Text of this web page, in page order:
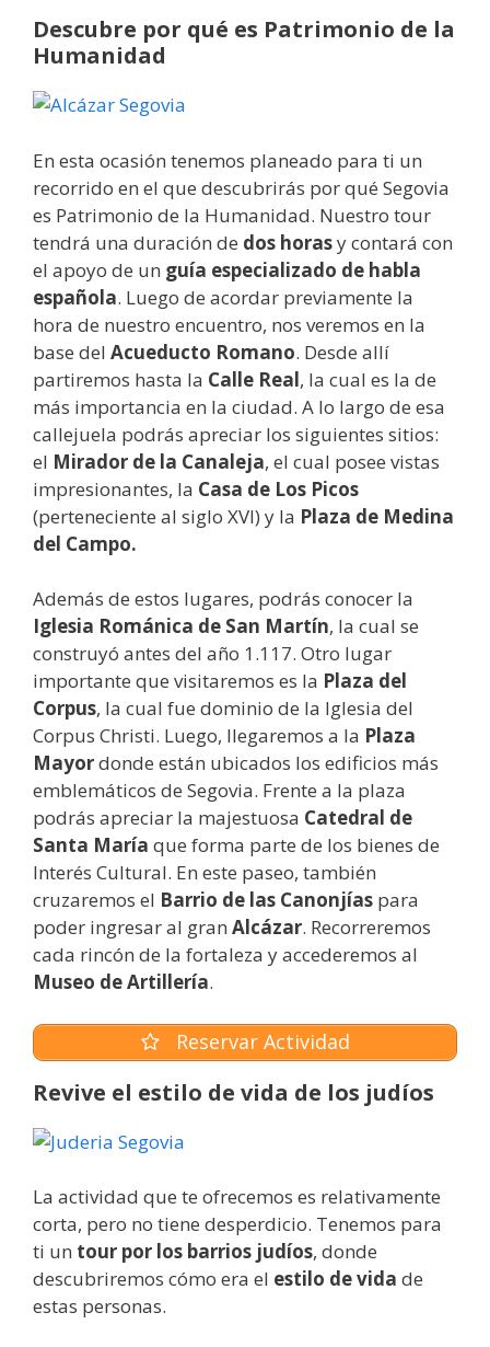
Descubre por qué es Patrimonio de la
Humanidad
En esta ocasión tenemos planeado para ti un
recorrido en el que descubrirás por qué Segovia
es Patrimonio de la Humanidad. Nuestro tour
tendrá una duración de dos horasy contará con
el apoyo de un guía especializado de habla
española. Luego de acordar previamente la
hora de nuestro encuentro, nos veremos en la
base del Acueducto Romano. Desde allí
partiremos hasta la Calle Real, la cual es la de
más importancia en la ciudad. A lo largo de esa
callejuela podrás apreciar los siguientes sitios:
el Mirador de la Canaleja, el cual posee vistas
impresionantes, la Casa de Los Picos
(perteneciente al siglo XVI) y la Plaza de Medina
del Campo.
Además de estos lugares, podrás conocer la
Iglesia Románica de San Martín, la cual se
construyó antes del año 1.117. Otro lugar
importante que visitaremos es la Plaza del
Corpus, la cual fue dominio de la Iglesia del
Corpus Christi. Luego, llegaremos a la Plaza
Mayordonde están ubicados los edificios más
emblemáticos de Segovia. Frente a la plaza
podrás apreciar la majestuosa Catedral de
Santa María que forma parte de los bienes de
Interés Cultural. En este paseo, también
cruzaremos el Barrio de las Canonjías para
poder ingresar al gran Alcázar. Recorreremos
cada rincón de la fortaleza y accederemos al
Museo de Artillería.
Reservar Actividad
Revive el estilo de vida de los judíos
La actividad que te ofrecemos es relativamente
corta, pero no tiene desperdicio. Tenemos para
ti un tour por los barrios judíos, donde
descubriremos cómo era el estilo de vida de
estas personas.